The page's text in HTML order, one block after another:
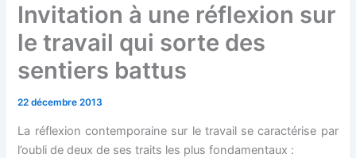
Invitation à une réflexion sur
le travail qui sorte des
sentiers battus
22 décembre 2013
La réflexion contemporaine sur le travail se caractérise par
l’oubli de deux de ses traits les plus fondamentaux :